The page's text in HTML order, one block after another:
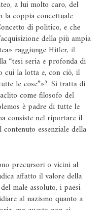
a lui molto caro, del
la coppia concettuale
di politico, e che
della più ampia
raggiunge Hitler, il
“tesi seria e profonda di
cui la lotta e, con ciò, il
le cose”»5. Si tratta di
come filosofo del
è padre di tutte le
consiste nel riportare il
essenziale della
precursori o vicini al
affatto il valore della
male assoluto, i paesi
al nazismo quanto a